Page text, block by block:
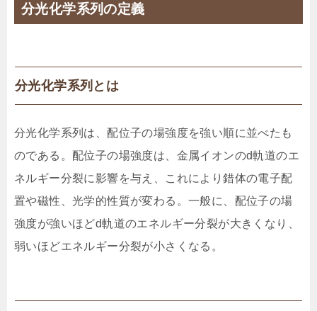
分光化学系列の定義
分光化学系列とは
分光化学系列は、配位子の場強度を強い順に並べたも
のである。配位子の場強度は、金属イオンのd軌道のエ
ネルギー分裂に影響を与え、これにより錯体の電子配
置や磁性、光学的性質が変わる。一般に、配位子の場
強度が強いほどd軌道のエネルギー分裂が大きくなり、
弱いほどエネルギー分裂が小さくなる。